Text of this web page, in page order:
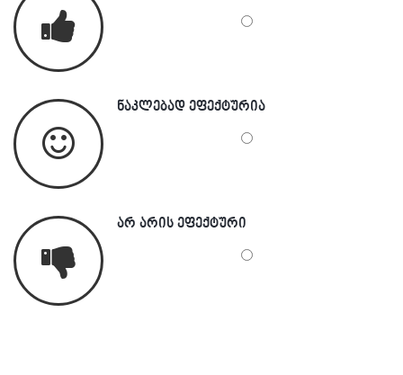
ნაკლებად ეფექტურია
არ არის ეფექტური